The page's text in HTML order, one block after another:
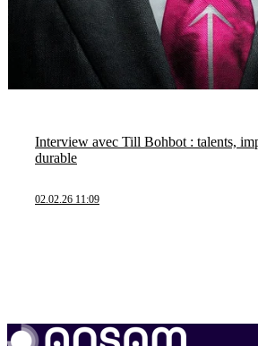
Interview avec Till Bohbot : talents,
durable
02.02.26 11:09